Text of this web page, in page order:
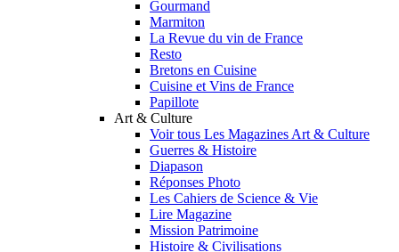
Gourmand
Marmiton
La Revue du vin de France
Resto
Bretons en Cuisine
Cuisine et Vins de France
Papillote
Art & Culture
Voir tous Les Magazines Art & Culture
Guerres & Histoire
Diapason
Réponses Photo
Les Cahiers de Science & Vie
Lire Magazine
Mission Patrimoine
Histoire & Civilisations